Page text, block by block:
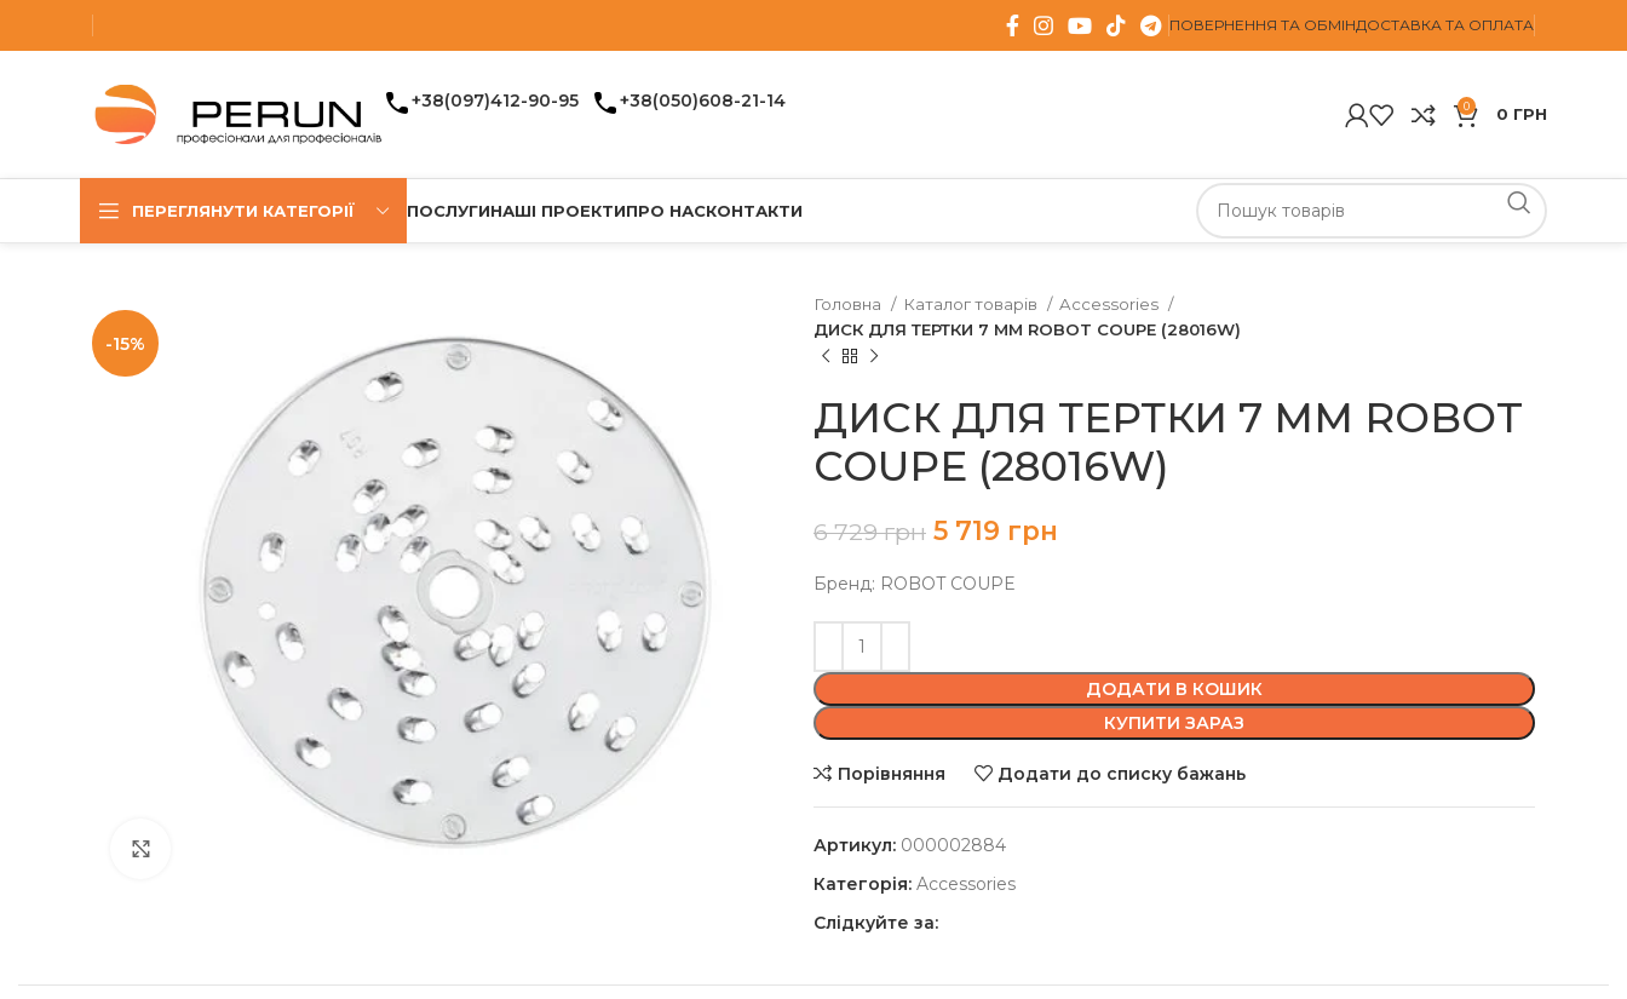
ПОВЕРНЕННЯ ТА ОБМІНДОСТАВКА ТА ОПЛАТА
+38(097)412-90-95 +38(050)608-21-14 0 0 ГРН
ПЕРЕГЛЯНУТИ КАТЕГОРІЇ ПОСЛУГИНАШІ ПРОЕКТИПРО НАСКОНТАКТИ
-15%
Головна Каталог товарів
Accessories
ДИСК ДЛЯ ТЕРТКИ 7 ММ ROBOT COUPE (28016W)
ДИСК ДЛЯ ТЕРТКИ 7 ММ ROBOT
COUPE (28016W)
6 729грн 5 719 грн
Бренд: ROBOT COUPE
ДОДАТИ В КОШИК
КУПИТИ ЗАРАЗ
Порівняння Додати до списку бажань
Артикул: 000002884
Категорія: Accessories
Слідкуйте за: